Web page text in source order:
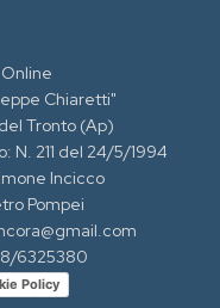
Chiaretti"
Tronto (Ap)
N. 211 del 24/5/1994
Incicco
Pompei
6325380
Policy